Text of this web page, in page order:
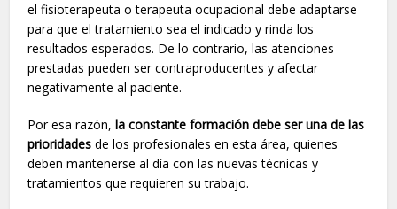
el fisioterapeuta o terapeuta ocupacional debe adaptarse
para que el tratamiento sea el indicado y rinda los
resultados esperados. De lo contrario, las atenciones
prestadas pueden ser contraproducentes y afectar
negativamente al paciente.
Por esa razón, la constante formación debe ser una de las
prioridades de los profesionales en esta área, quienes
deben mantenerse al día con las nuevas técnicas y
tratamientos que requieren su trabajo.